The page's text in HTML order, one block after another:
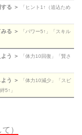
る ＞
「ヒント1↑（追込ため
る ＞
「パワー5↑」「スキル
う ＞
「体力10回復」「賢さ
う ＞
「体力10減少」「スピ
5↑」
）